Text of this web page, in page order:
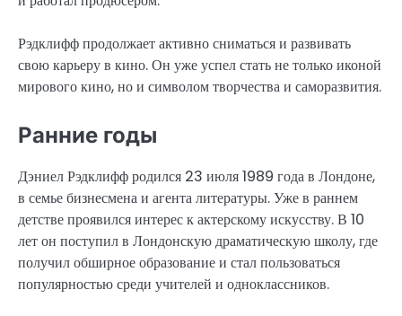
Рэдклифф продолжает активно сниматься и развивать
свою карьеру в кино. Он уже успел стать не только иконой
мирового кино, но и символом творчества и саморазвития.
Ранние годы
Дэниел Рэдклифф родился 23 июля 1989 года в Лондоне,
в семье бизнесмена и агента литературы. Уже в раннем
детстве проявился интерес к актерскому искусству. В 10
лет он поступил в Лондонскую драматическую школу, где
получил обширное образование и стал пользоваться
популярностью среди учителей и одноклассников.